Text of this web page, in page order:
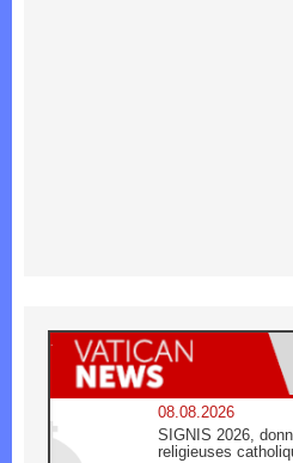
08.08.2026
SIGNIS 2026,
religieuses